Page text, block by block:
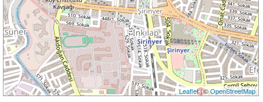
Leaflet| ©OpenStreetMap